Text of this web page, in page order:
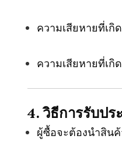
ความเสียหายที่เ
ความเสียหายที่เ
4. วิธีการรับปร
ผู้ซื้อจะต้องนำสินค้